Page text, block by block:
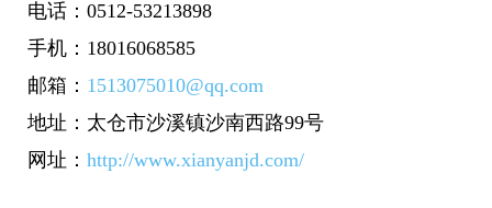
电话：0512-53213898
手机：18016068585
邮箱： 1513075010@qq.com
地址：太仓市沙溪镇沙南西路99号
网址： http://www.xianyanjd.com/